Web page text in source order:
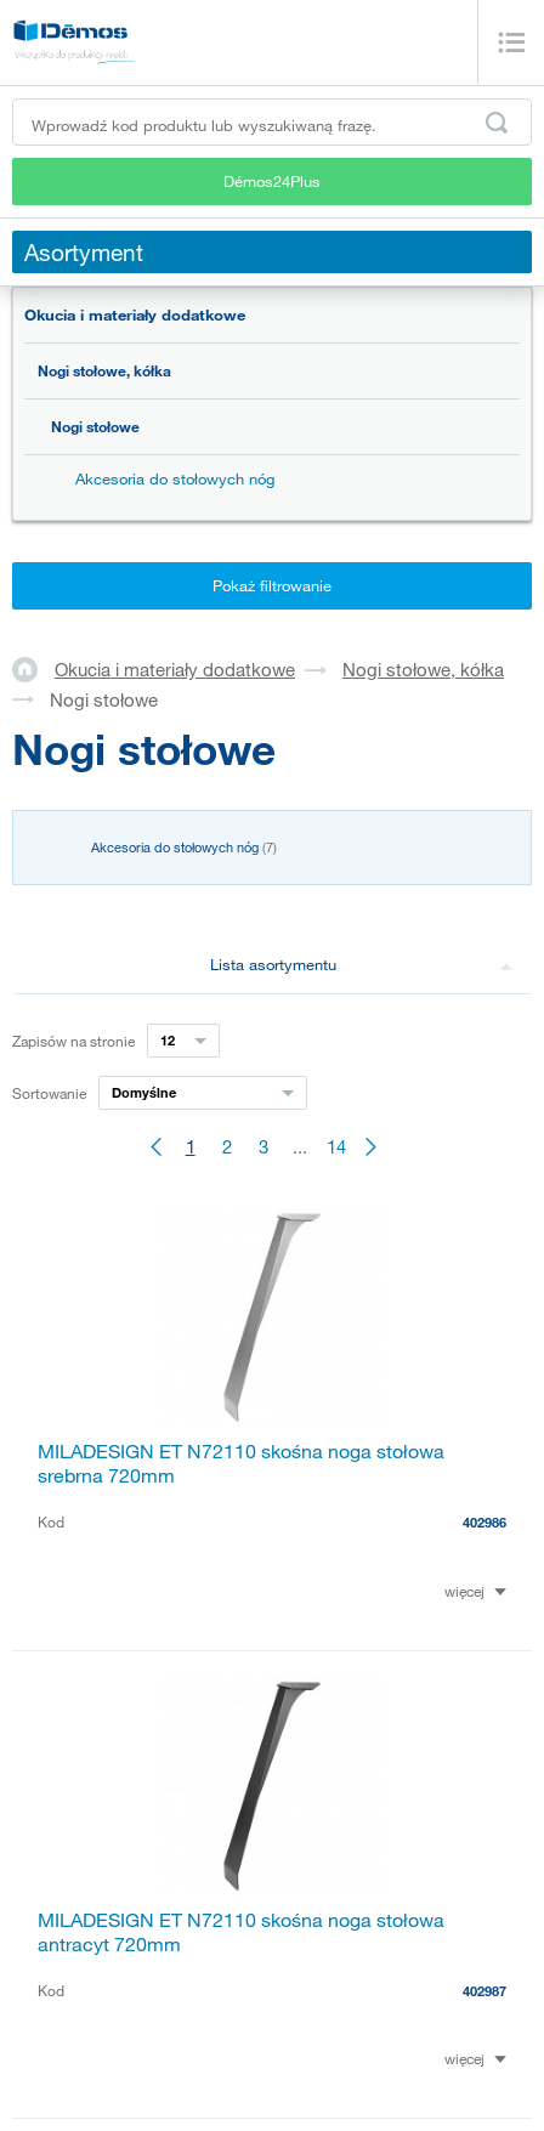
Démos24Plus
Asortyment
Okucia i materiały dodatkowe
Nogi stołowe, kółka
Nogi stołowe
Akcesoria do stołowych nóg
Pokaż filtrowanie
Okucia i materiały dodatkowe
Nogi stołowe, kółka
Nogi stołowe
Nogi stołowe
Akcesoria do stołowych nóg (7)
Lista asortymentu
Zapisów na stronie 12
Sortowanie Domyślne
1 2 3 ... 14
MILADESIGN ET N72110 skośna noga stołowa
srebrna 720mm
Kod 402986
więcej
MILADESIGN ET N72110 skośna noga stołowa
antracyt 720mm
Kod 402987
więcej